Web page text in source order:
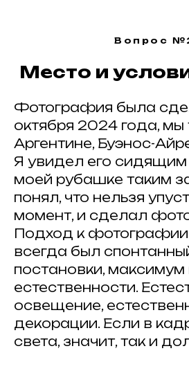
Вопрос
Место и
Фотография была
октября 2024 года,
Аргентине, Буэнос-
Я увидел его
моей рубашке таким
понял, что нельзя
момент, и сделал
Подход к фотографии
всегда был
постановки, максимум
естественности.
освещение,
декорации. Если в
света, значит, так и
ВСЕ ЗАПИСИ
Публикуйте работы,
делитесь с друзьями
и отмечайте нас
хештегом в соц. сетях